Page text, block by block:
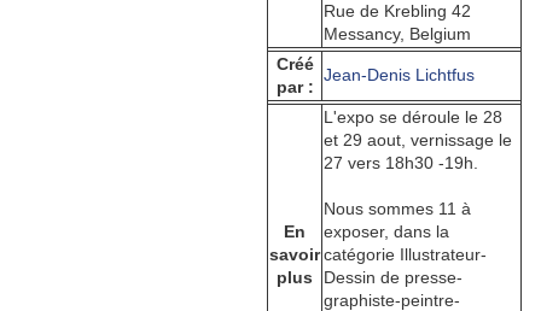
Rue de Krebling 42
Messancy, Belgium
Créé
par :
Jean-Denis Lichtfus
En
savoir
plus
L'expo se déroule le 28
et 29 aout, vernissage le
27 vers 18h30 -19h.
Nous sommes 11 à
exposer, dans la
catégorie Illustrateur-
Dessin de presse-
graphiste-peintre-